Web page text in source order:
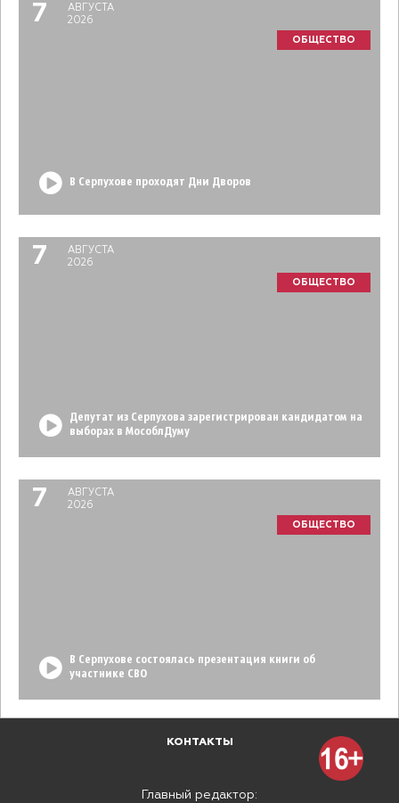
7
АВГУСТА
2026
ОБЩЕСТВО
В Серпухове проходят Дни Дворов
7
АВГУСТА
2026
ОБЩЕСТВО
Депутат из Серпухова зарегистрирован кандидатом на
выборах в МособлДуму
7
АВГУСТА
2026
ОБЩЕСТВО
В Серпухове состоялась презентация книги об
участнике СВО
КОНТАКТЫ
Главный редактор: